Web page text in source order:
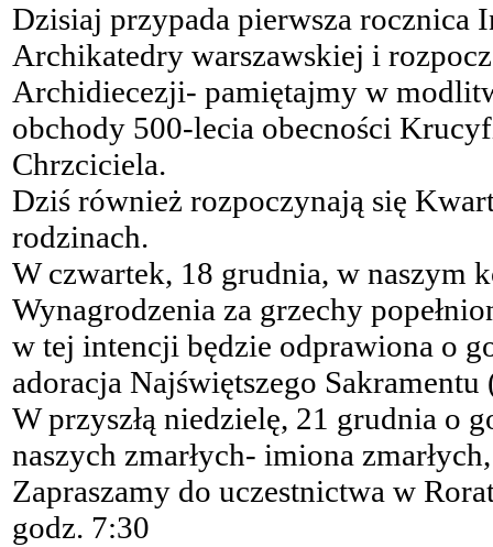
Dzisiaj przypada pierwsza rocznica
Archikatedry warszawskiej i
Archidiecezji- pamiętajmy w
obchody 500-lecia obecności
Chrzciciela.
Dziś również rozpoczynają się
rodzinach.
W czwartek, 18 grudnia, w naszym
Wynagrodzenia za grzechy
w tej intencji będzie odprawiona o
adoracja Najświętszego
W przyszłą niedzielę, 21 grudnia o
naszych zmarłych- imiona
Zapraszamy do uczestnictwa w
godz. 7:30